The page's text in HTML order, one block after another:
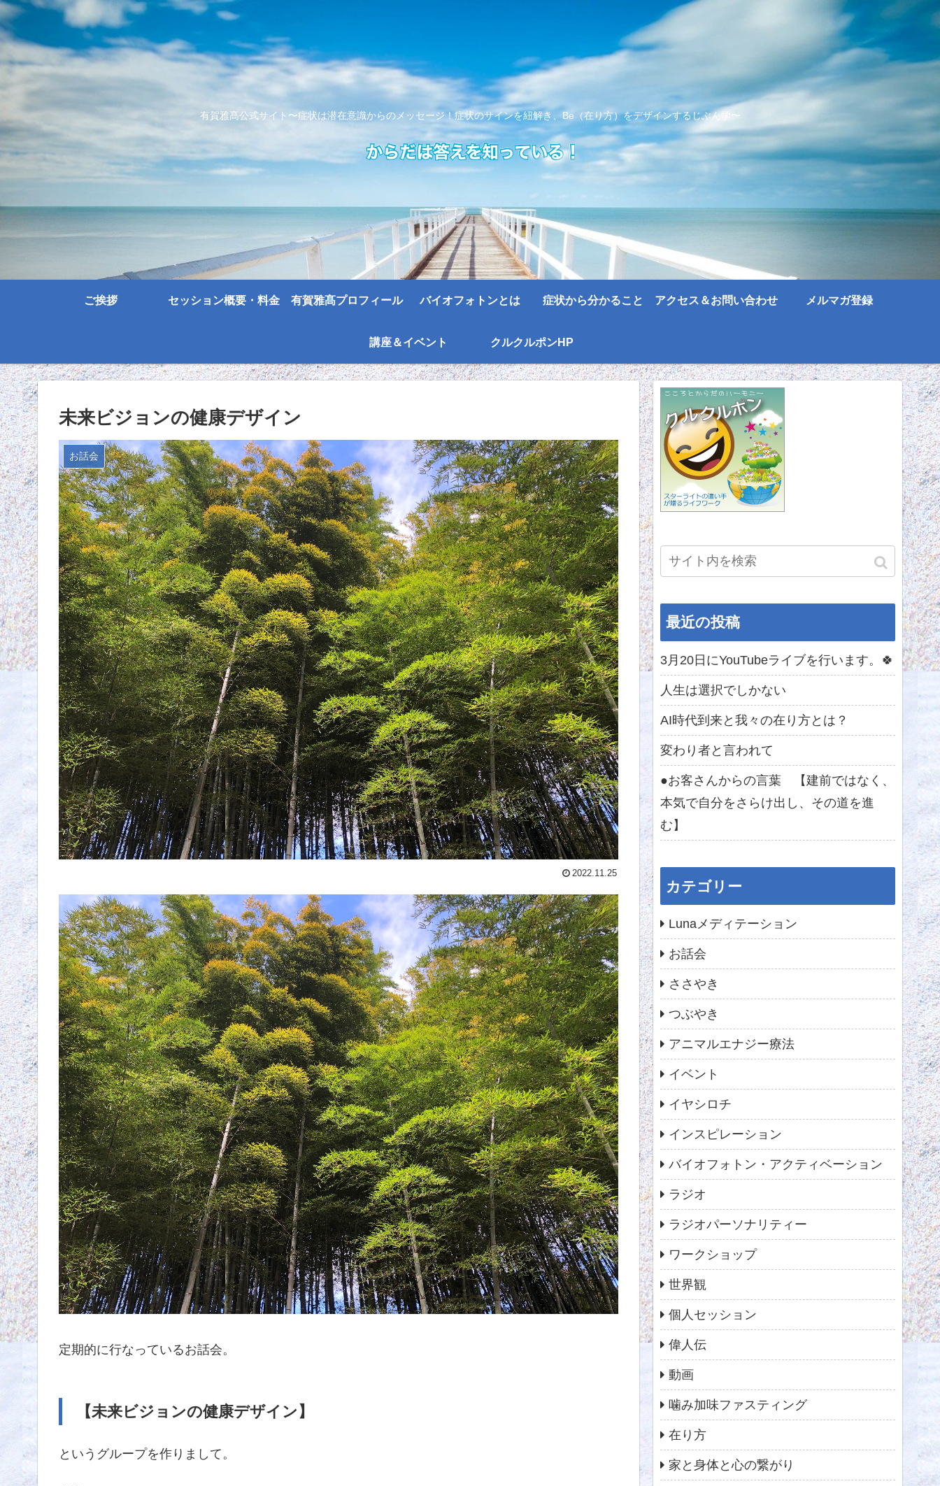
有賀雅髙公式サイト〜症状は潜在意識からのメッセージ！症状のサインを紐解き、Be（在り方）をデザインするじぶん学〜
ご挨拶 セッション概要・料金 有賀雅髙プロフィール バイオフォトンとは 症状から分かること アクセス＆お問い合わせ メルマガ登録
講座＆イベント クルクルポンHP
未来ビジョンの健康デザイン
お話会
2022.11.25
定期的に行なっているお話会。
【未来ビジョンの健康デザイン】
というグループを作りまして。
最近の投稿
3月20日にYouTubeライブを行います。🍀
人生は選択でしかない
AI時代到来と我々の在り方とは？
変わり者と言われて
●お客さんからの言葉 【建前ではなく、
本気で自分をさらけ出し、その道を進
む】
カテゴリー
Lunaメディテーション
お話会
ささやき
つぶやき
アニマルエナジー療法
イベント
イヤシロチ
インスピレーション
バイオフォトン・アクティベーション
ラジオ
ラジオパーソナリティー
ワークショップ
世界観
個人セッション
偉人伝
動画
噛み加味ファスティング
在り方
家と身体と心の繋がり